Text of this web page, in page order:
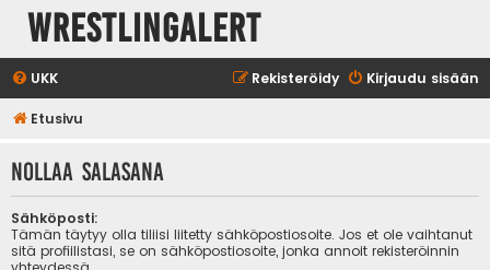
WrestlingAlert
UKK Kirjaudu sisään
Rekisteröidy
Etusivu
Nollaa salasana
Sähköposti:
Tämän täytyy olla tiliisi liitetty sähköpostiosoite. Jos et ole vaihtanut
sitä profiilistasi, se on sähköpostiosoite, jonka annoit rekisteröinnin